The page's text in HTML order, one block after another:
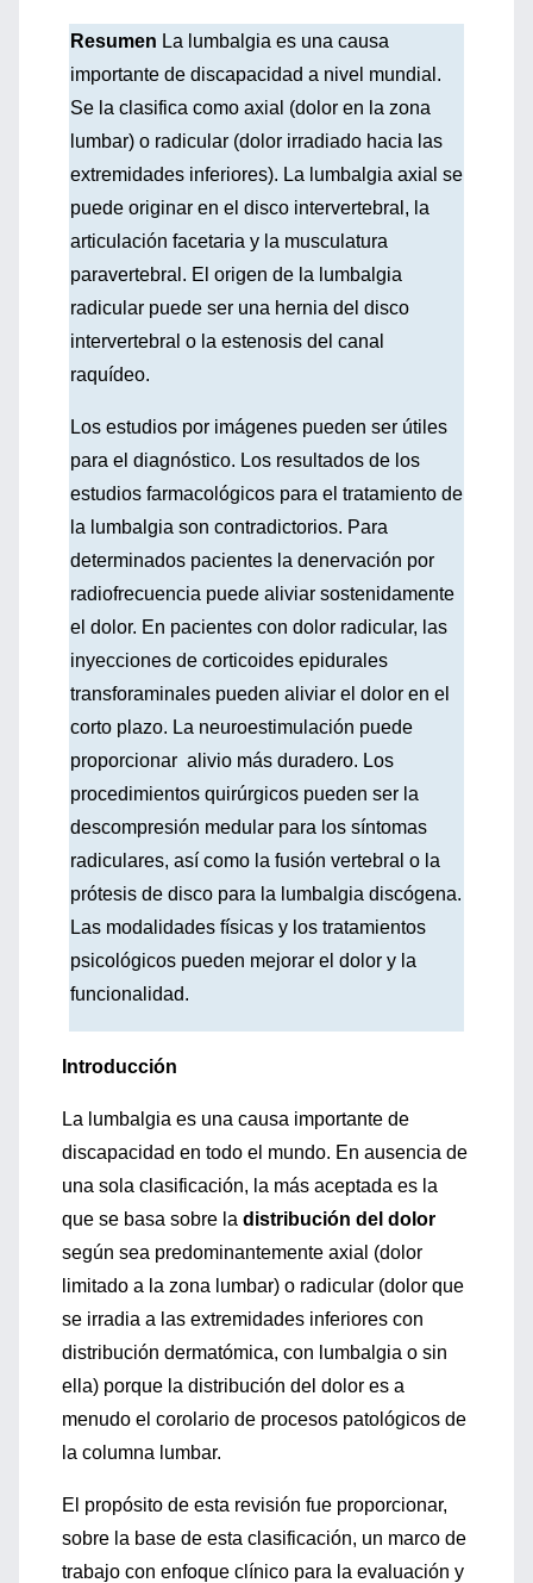
Resumen La lumbalgia es una causa
importante de discapacidad a nivel mundial.
Se la clasifica como axial (dolor en la zona
lumbar) o radicular (dolor irradiado hacia las
extremidades inferiores). La lumbalgia axial se
puede originar en el disco intervertebral, la
articulación facetaria y la musculatura
paravertebral. El origen de la lumbalgia
radicular puede ser una hernia del disco
intervertebral o la estenosis del canal
raquídeo.
Los estudios por imágenes pueden ser útiles
para el diagnóstico. Los resultados de los
estudios farmacológicos para el tratamiento de
la lumbalgia son contradictorios. Para
determinados pacientes la denervación por
radiofrecuencia puede aliviar sostenidamente
el dolor. En pacientes con dolor radicular, las
inyecciones de corticoides epidurales
transforaminales pueden aliviar el dolor en el
corto plazo. La neuroestimulación puede
proporcionar alivio más duradero. Los
procedimientos quirúrgicos pueden ser la
descompresión medular para los síntomas
radiculares, así como la fusión vertebral o la
prótesis de disco para la lumbalgia discógena.
Las modalidades físicas y los tratamientos
psicológicos pueden mejorar el dolor y la
funcionalidad.
Introducción
La lumbalgia es una causa importante de
discapacidad en todo el mundo. En ausencia de
una sola clasificación, la más aceptada es la
que se basa sobre la distribución del dolor
según sea predominantemente axial (dolor
limitado a la zona lumbar) o radicular (dolor que
se irradia a las extremidades inferiores con
distribución dermatómica, con lumbalgia o sin
ella) porque la distribución del dolor es a
menudo el corolario de procesos patológicos de
la columna lumbar.
El propósito de esta revisión fue proporcionar,
sobre la base de esta clasificación, un marco de
trabajo con enfoque clínico para la evaluación y